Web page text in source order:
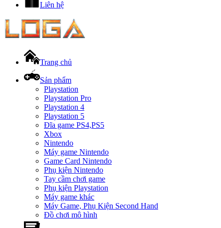
Liên hệ
Trang chủ
Sản phẩm
Playstation
Playstation Pro
Playstation 4
Playstation 5
Đĩa game PS4,PS5
Xbox
Nintendo
Máy game Nintendo
Game Card Nintendo
Phụ kiện Nintendo
Tay cầm chơi game
Phụ kiện Playstation
Máy game khác
Máy Game, Phụ Kiện Second Hand
Đồ chơi mô hình